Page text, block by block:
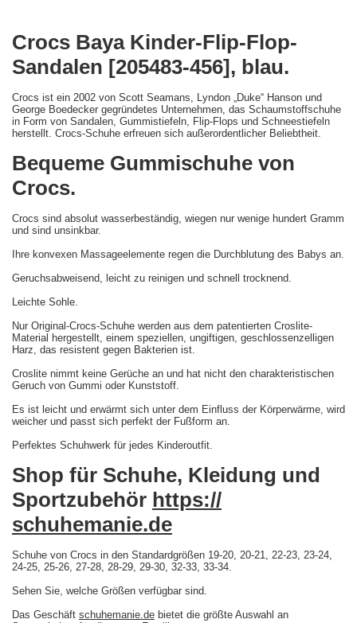
Crocs Baya Kinder-Flip-Flop-
Sandalen [205483-456], blau.
Crocs ist ein 2002 von Scott Seamans, Lyndon „Duke“ Hanson und
George Boedecker gegründetes Unternehmen, das Schaumstoffschuhe
in Form von Sandalen, Gummistiefeln, Flip-Flops und Schneestiefeln
herstellt. Crocs-Schuhe erfreuen sich außerordentlicher Beliebtheit.
Bequeme Gummischuhe von
Crocs.
Crocs sind absolut wasserbeständig, wiegen nur wenige hundert Gramm
und sind unsinkbar.
Ihre konvexen Massageelemente regen die Durchblutung des Babys an.
Geruchsabweisend, leicht zu reinigen und schnell trocknend.
Leichte Sohle.
Nur Original-Crocs-Schuhe werden aus dem patentierten Croslite-
Material hergestellt, einem speziellen, ungiftigen, geschlossenzelligen
Harz, das resistent gegen Bakterien ist.
Croslite nimmt keine Gerüche an und hat nicht den charakteristischen
Geruch von Gummi oder Kunststoff.
Es ist leicht und erwärmt sich unter dem Einfluss der Körperwärme, wird
weicher und passt sich perfekt der Fußform an.
Perfektes Schuhwerk für jedes Kinderoutfit.
Shop für Schuhe, Kleidung und
Sportzubehör https://
schuhemanie.de
Schuhe von Crocs in den Standardgrößen 19-20, 20-21, 22-23, 23-24,
24-25, 25-26, 27-28, 28-29, 29-30, 32-33, 33-34.
Sehen Sie, welche Größen verfügbar sind.
Das Geschäft schuhemanie.de bietet die größte Auswahl an